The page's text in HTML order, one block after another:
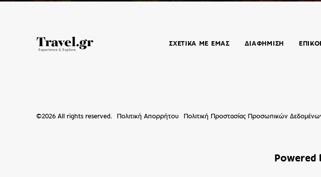
ΣΧΕΤΙΚΑ ΜΕ ΕΜΑΣ ΔΙΑΦΗΜΙΣΗ
©2026 All rights reserved. Πολιτική Απορρήτου Πολιτική Προστασίας Προσωπικών
Powered